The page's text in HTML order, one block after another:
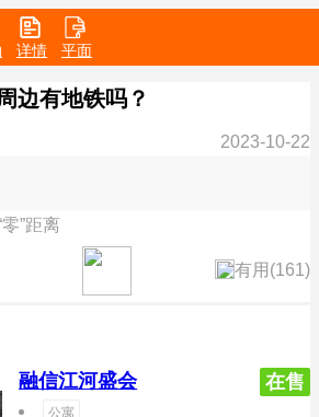
详情 平面
边有地铁吗？
2023-10-22
”距离
有用(161 )
融信江河盛会 在售
公寓